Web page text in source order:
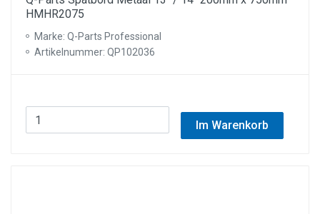
HMHR2075
Marke: Q-Parts Professional
Artikelnummer: QP102036
Im Warenkorb